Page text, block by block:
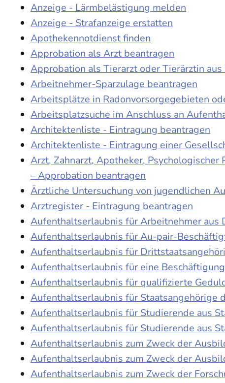
Anzeige - Lärmbelästigung melden
Anzeige - Strafanzeige erstatten
Apothekennotdienst finden
Approbation als Arzt beantragen
Approbation als Tierarzt oder Tierärztin
Arbeitnehmer-Sparzulage beantragen
Arbeitsplätze in Radonvorsorgegebieten
Arbeitsplatzsuche im Anschluss an
Architektenliste - Eintragung beantragen
Architektenliste - Eintragung einer
Arzt, Zahnarzt, Apotheker,
– Approbation beantragen
Ärztliche Untersuchung von jugendlichen
Arztregister - Eintragung beantragen
Aufenthaltserlaubnis für Arbeitnehmer aus
Aufenthaltserlaubnis für Au-pair-
Aufenthaltserlaubnis für
Aufenthaltserlaubnis für eine
Aufenthaltserlaubnis für qualifizierte
Aufenthaltserlaubnis für Staatsangehörige
Aufenthaltserlaubnis für Studierende aus
Aufenthaltserlaubnis für Studierende aus
Aufenthaltserlaubnis zum Zweck der
Aufenthaltserlaubnis zum Zweck der
Aufenthaltserlaubnis zum Zweck der